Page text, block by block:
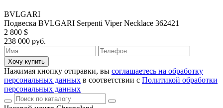
BVLGARI
Подвеска BVLGARI Serpenti Viper Necklace 362421
2 800 $
238 000 руб.
Хочу купить
Нажимая кнопку отправки, вы соглашаетесь на обработку
персональных данных в соответствии с Политикой обработки
персональных данных